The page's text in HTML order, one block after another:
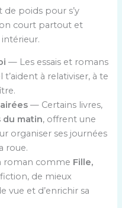
de poids pour s’y
court partout et
intérieur.
— Les essais et romans
à relativiser, à te
— Certains livres,
du matin, offrent une
organiser ses journées
roue.
roman comme Fille,
de mieux
vue et d’enrichir sa